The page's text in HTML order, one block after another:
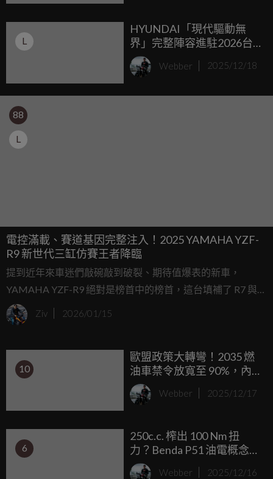
L
HYUNDAI「現代驅動無
界」完整陣容進駐2026台
北車展 PALISADE
Calligraphy旗艦領軍登場
Webber 2025/12/18
88
L
電控滿載、賽道基因完整注入！2025 YAMAHA YZF-
R9 新世代三缸仿賽王者降臨
提到近年來車迷們敲碗敲到破裂、期待值爆表的新車，
YAMAHA YZF-R9 絕對是榜首中的榜首，這台填補了 R7 與
R1 之間真空帶的「New Generation of Supersports」終於在
2025 年底正式交車，但 YAMAHA 可不是隨便套個殼就交
都是一台不折不扣的 R-DNA 繼承者，究竟這台三缸仿賽騎起
來有沒有「R」家族該有的戰鬥感？一起來看看本站的試乘體
Ziv 2026/01/15
10
歐盟政策大轉彎！2035 燃
油車禁令放寬至 90%，內
燃機與油電確定存活
Webber 2025/12/17
6
250c.c. 榨出 100 Nm 扭
力？Benda P51 油電概念車
數據公布
Webber 2025/12/16